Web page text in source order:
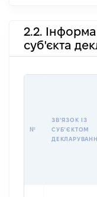
2.2.
суб'єкта
№
ЗВʼЯЗОК ІЗ
СУБʼЄКТОМ